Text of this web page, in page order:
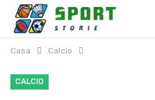
Casa Calcio
CALCIO